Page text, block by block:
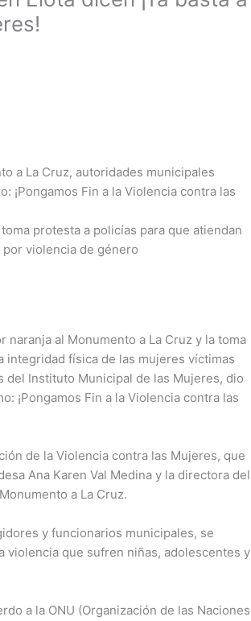
a La Cruz, autoridades municipales
¡Pongamos Fin a la Violencia contra las
protesta a policías para que atiendan
violencia de género
naranja al Monumento a La Cruz y la toma
integridad física de las mujeres víctimas
del Instituto Municipal de las Mujeres, dio
¡Pongamos Fin a la Violencia contra las
de la Violencia contra las Mujeres, que
Ana Karen Val Medina y la directora del
a La Cruz.
y funcionarios municipales, se
violencia que sufren niñas, adolescentes y
a la ONU (Organización de las Naciones